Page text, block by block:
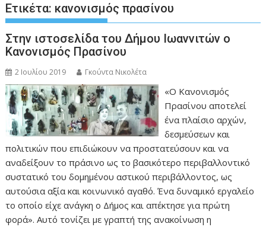
Ετικέτα: κανονισμός πρασίνου
Στην ιστοσελίδα του Δήμου Ιωαννιτών ο
Κανονισμός Πρασίνου
2 Ιουλίου 2019 Γκούντα Νικολέτα
«Ο Κανονισμός
Πρασίνου αποτελεί
ένα πλαίσιο αρχών,
δεσμεύσεων και
πολιτικών που επιδιώκουν να προστατεύσουν και να
αναδείξουν το πράσινο ως το βασικότερο περιβαλλοντικό
συστατικό του δομημένου αστικού περιβάλλοντος, ως
αυτούσια αξία και κοινωνικό αγαθό. Ένα δυναμικό εργαλείο
το οποίο είχε ανάγκη ο Δήμος και απέκτησε για πρώτη
φορά». Αυτό τονίζει με γραπτή της ανακοίνωση η